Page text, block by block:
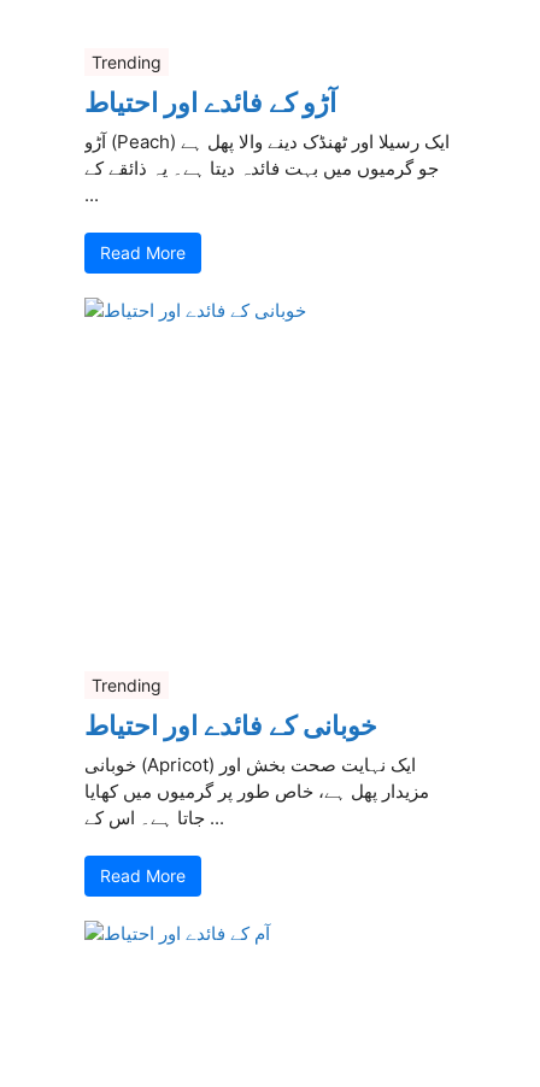
Trending
آڑو کے فائدے اور احتیاط
آڑو (Peach) ایک رسیلا اور ٹھنڈک دینے والا پھل ہے
جو گرمیوں میں بہت فائدہ دیتا ہے۔ یہ ذائقے کے
...
Read More
Trending
خوبانی کے فائدے اور احتیاط
خوبانی (Apricot) ایک نہایت صحت بخش اور
مزیدار پھل ہے، خاص طور پر گرمیوں میں کھایا
جاتا ہے۔ اس کے ...
Read More